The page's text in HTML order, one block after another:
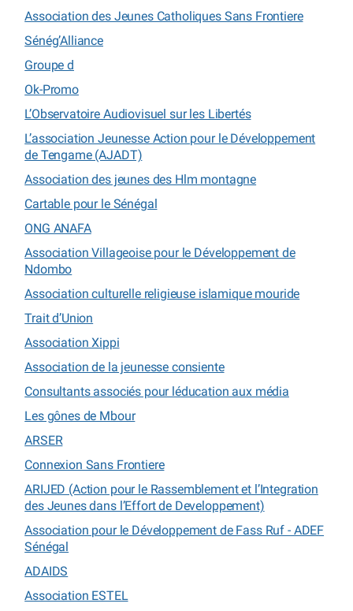
Association des Jeunes Catholiques Sans Frontiere
Sénég’Alliance
Groupe d
Ok-Promo
L’Observatoire Audiovisuel sur les Libertés
L’association Jeunesse Action pour le Développement
de Tengame (AJADT)
Association des jeunes des Hlm montagne
Cartable pour le Sénégal
ONG ANAFA
Association Villageoise pour le Développement de
Ndombo
Association culturelle religieuse islamique mouride
Trait d’Union
Association Xippi
Association de la jeunesse consiente
Consultants associés pour léducation aux média
Les gônes de Mbour
ARSER
Connexion Sans Frontiere
ARIJED (Action pour le Rassemblement et l’Integration
des Jeunes dans l’Effort de Developpement)
Association pour le Développement de Fass Ruf - ADEF
Sénégal
ADAIDS
Association ESTEL